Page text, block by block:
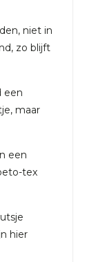
niet in
zo blijft
een
maar
een
tex
hier